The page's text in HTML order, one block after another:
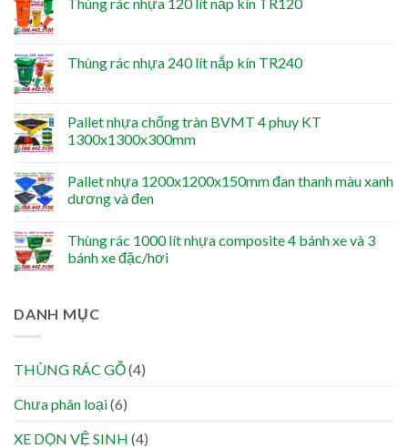
Thùng rác nhựa 240 lít nắp kín TR240
Pallet nhựa chống tràn BVMT 4 phuy KT
1300x1300x300mm
Pallet nhựa 1200x1200x150mm đan thanh màu xanh
dương và đen
Thùng rác 1000 lít nhựa composite 4 bánh xe và 3
bánh xe đặc/hơi
DANH MỤC
THÙNG RÁC GỖ(4)
Chưa phân loại(6)
XE DỌN VỆ SINH (4)